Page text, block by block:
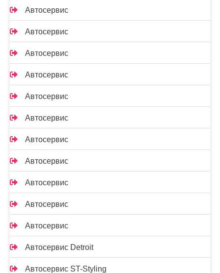
Автосервис
Автосервис
Автосервис
Автосервис
Автосервис
Автосервис
Автосервис
Автосервис
Автосервис
Автосервис
Автосервис
Автосервис Detroit
Автосервис ST-Styling